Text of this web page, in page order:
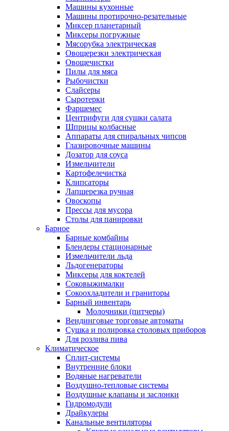
Машины кухонные
Машины протирочно-резательные
Миксер планетарный
Миксеры погружные
Мясорубка электрическая
Овощерезки электрическая
Овощечистки
Пилы для мяса
Рыбочистки
Слайсеры
Сыротерки
Фаршемес
Центрифуги для сушки салата
Шприцы колбасные
Аппараты для спиральных чипсов
Глазировочные машины
Дозатор для соуса
Измельчители
Картофелечистка
Клипсаторы
Лапшерезка ручная
Овоскопы
Прессы для мусора
Столы для панировки
Барное
Барные комбайны
Блендеры стационарные
Измельчители льда
Льдогенераторы
Миксеры для коктелей
Соковыжималки
Сокоохладители и граниторы
Барный инвентарь
Молочники (питчеры)
Вендинговые торговые автоматы
Сушка и полировка столовых приборов
Для розлива пива
Климатическое
Сплит-системы
Внутренние блоки
Водяные нагреватели
Воздушно-тепловые системы
Воздушные клапаны и заслонки
Гидромодули
Драйкулеры
Канальные вентиляторы